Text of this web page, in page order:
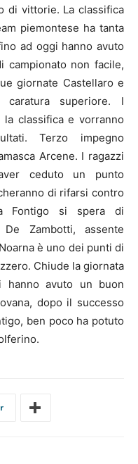
di vittorie. La classifica
piemontese ha tanta
ad oggi hanno avuto
campionato non facile,
giornate Castellaro e
caratura superiore. I
classifica e vorranno
Terzo impegno
Arcene. I ragazzi
ceduto un punto
di rifarsi contro
Fontigo si spera di
Zambotti, assente
è uno dei punti di
Chiude la giornata
hanno avuto un buon
dopo il successo
ben poco ha potuto